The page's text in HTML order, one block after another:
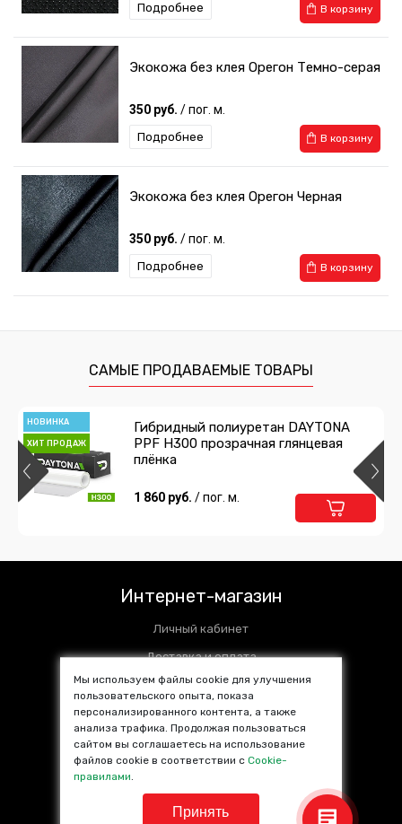
В корзину
Подробнее
Экокожа без клея Орегон Темно-серая
350 руб. / пог. м.
В корзину
Подробнее
Экокожа без клея Орегон Черная
350 руб. / пог. м.
В корзину
Подробнее
Черная CITY
526 руб./ пог. м.
Алькантара темно-серая
1 505 руб./ пог. м.
В корзину
САМЫЕ ПРОДАВАЕМЫЕ ТОВАРЫ
НОВИНКА
ХИТ ПРОДАЖ
Гибридный полиуретан DAYTONA
PPF H300 прозрачная глянцевая
плёнка
1 860 руб. / пог. м.
Интернет-магазин
Личный кабинет
Доставка и оплата
Установочные центры
Контакты
SALE %
Популярные товары
Мы используем файлы cookie для улучшения
пользовательского опыта, показа
персонализированного контента, а также
анализа трафика. Продолжая пользоваться
сайтом вы соглашаетесь на использование
файлов cookie в соответствии сCookie-
правилами.
Принять